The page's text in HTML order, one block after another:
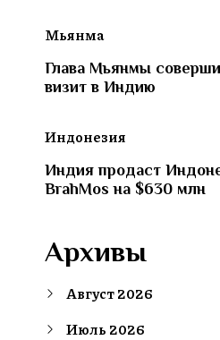
Мьянма
Глава Мьянмы
визит в Индию
Индонезия
Индия продаст
BrahMos на $630 млн
Архивы
Август 2026
Июль 2026